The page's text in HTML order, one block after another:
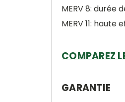
MERV 8: durée
MERV 11: haute
COMPAREZ
GARANTIE